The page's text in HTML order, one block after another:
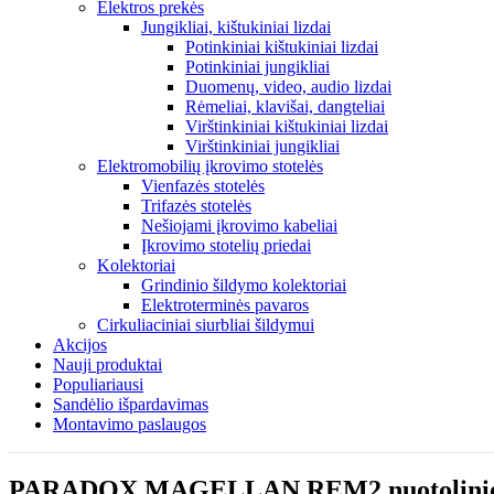
Elektros prekės
Jungikliai, kištukiniai lizdai
Potinkiniai kištukiniai lizdai
Potinkiniai jungikliai
Duomenų, video, audio lizdai
Rėmeliai, klavišai, dangteliai
Virštinkiniai kištukiniai lizdai
Virštinkiniai jungikliai
Elektromobilių įkrovimo stotelės
Vienfazės stotelės
Trifazės stotelės
Nešiojami įkrovimo kabeliai
Įkrovimo stotelių priedai
Kolektoriai
Grindinio šildymo kolektoriai
Elektroterminės pavaros
Cirkuliaciniai siurbliai šildymui
Akcijos
Nauji produktai
Populiariausi
Sandėlio išpardavimas
Montavimo paslaugos